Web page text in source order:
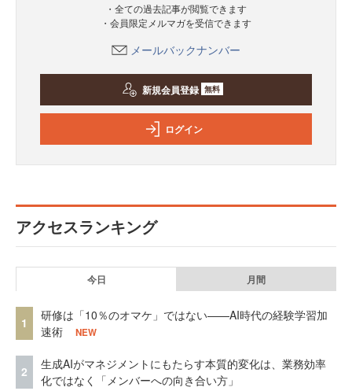
・全ての過去記事が閲覧できます
・会員限定メルマガを受信できます
メールバックナンバー
新規会員登録 無料
ログイン
アクセスランキング
今日 月間
1
研修は「10％のオマケ」ではない——AI時代の経験学習加
速術
NEW
2
生成AIがマネジメントにもたらす本質的変化は、業務効率
化ではなく「メンバーへの向き合い方」